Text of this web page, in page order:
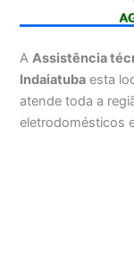
AAssistência
Indaiatuba esta
atende toda a
eletrodomésticos